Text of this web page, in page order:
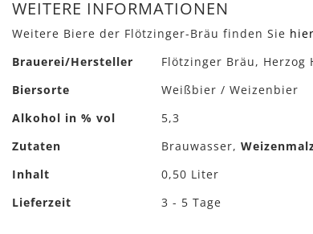
der
Bildergalerie
WEITERE INFORMATIONEN
Weitere Biere der Flötzinger-Bräu finden Sie
Mehr
Brauerei/Hersteller
Flötzinger Bräu, Herzog
Biersorte
Weißbier / Weizenbier
Alkohol in % vol
5,3
Zutaten
Brauwasser,
Inhalt
0,50 Liter
Lieferzeit
3 - 5 Tage